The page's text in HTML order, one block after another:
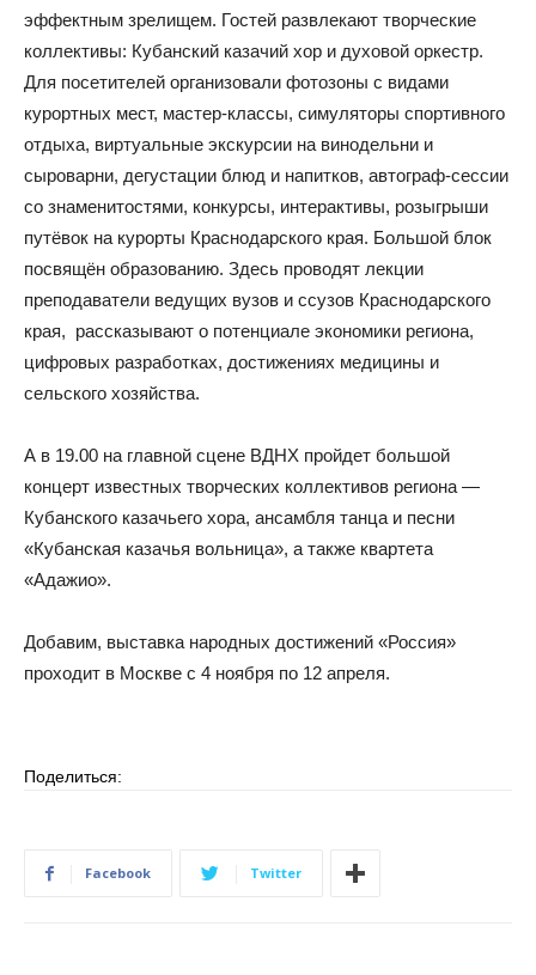
эффектным зрелищем. Гостей развлекают творческие
коллективы: Кубанский казачий хор и духовой оркестр.
Для посетителей организовали фотозоны с видами
курортных мест, мастер-классы, симуляторы спортивного
отдыха, виртуальные экскурсии на винодельни и
сыроварни, дегустации блюд и напитков, автограф-сессии
со знаменитостями, конкурсы, интерактивы, розыгрыши
путёвок на курорты Краснодарского края. Большой блок
посвящён образованию. Здесь проводят лекции
преподаватели ведущих вузов и ссузов Краснодарского
края, рассказывают о потенциале экономики региона,
цифровых разработках, достижениях медицины и
сельского хозяйства.
А в 19.00 на главной сцене ВДНХ пройдет большой
концерт известных творческих коллективов региона —
Кубанского казачьего хора, ансамбля танца и песни
«Кубанская казачья вольница», а также квартета
«Адажио».
Добавим, выставка народных достижений «Россия»
проходит в Москве с 4 ноября по 12 апреля.
Поделиться:
Facebook Twitter